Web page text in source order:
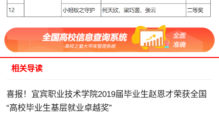
相关导读
喜报！宜宾职业技术学院2019届毕业生赵恩才荣获全国
“高校毕业生基层就业卓越奖”